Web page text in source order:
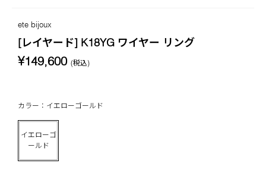
ete bijoux
[レイヤード] K18YG ワイヤー リング
¥149,600 (税込)
カラー：イエローゴールド
イエローゴ
ールド